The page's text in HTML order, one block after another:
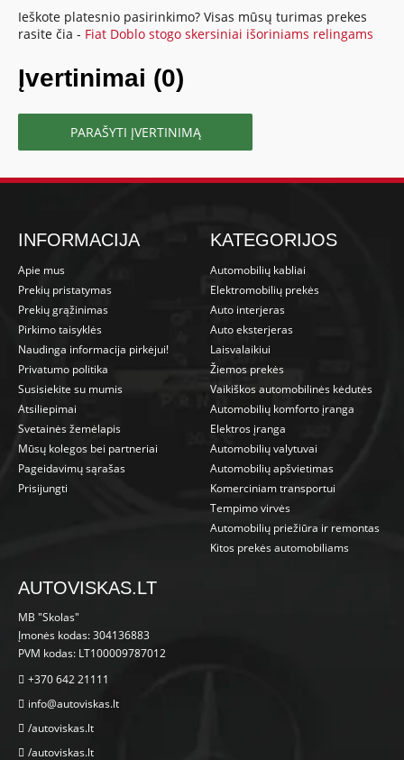
Ieškote platesnio pasirinkimo? Visas mūsų turimas prekes
rasite čia - Fiat Doblo stogo skersiniai išoriniams relingams
Įvertinimai (0)
PARAŠYTI ĮVERTINIMĄ
INFORMACIJA
Apie mus
Prekių pristatymas
Prekių grąžinimas
Pirkimo taisyklės
Naudinga informacija pirkėjui!
Privatumo politika
Susisiekite su mumis
Atsiliepimai
Svetainės žemėlapis
Mūsų kolegos bei partneriai
Pageidavimų sąrašas
Prisijungti
KATEGORIJOS
Automobilių kabliai
Elektromobilių prekės
Auto interjeras
Auto eksterjeras
Laisvalaikiui
Žiemos prekės
Vaikiškos automobilinės kėdutės
Automobilių komforto įranga
Elektros įranga
Automobilių valytuvai
Automobilių apšvietimas
Komerciniam transportui
Tempimo virvės
Automobilių priežiūra ir remontas
Kitos prekės automobiliams
AUTOVISKAS.LT
MB "Skolas"
Įmonės kodas: 304136883
PVM kodas: LT100009787012
+370 642 21111
info@autoviskas.lt
/autoviskas.lt
/autoviskas.lt